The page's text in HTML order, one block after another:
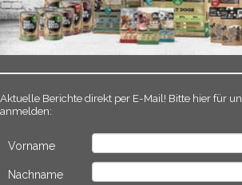
Aktuelle Berichte direkt per E-Mail! Bitte hier für
anmelden:
Vorname
Nachname